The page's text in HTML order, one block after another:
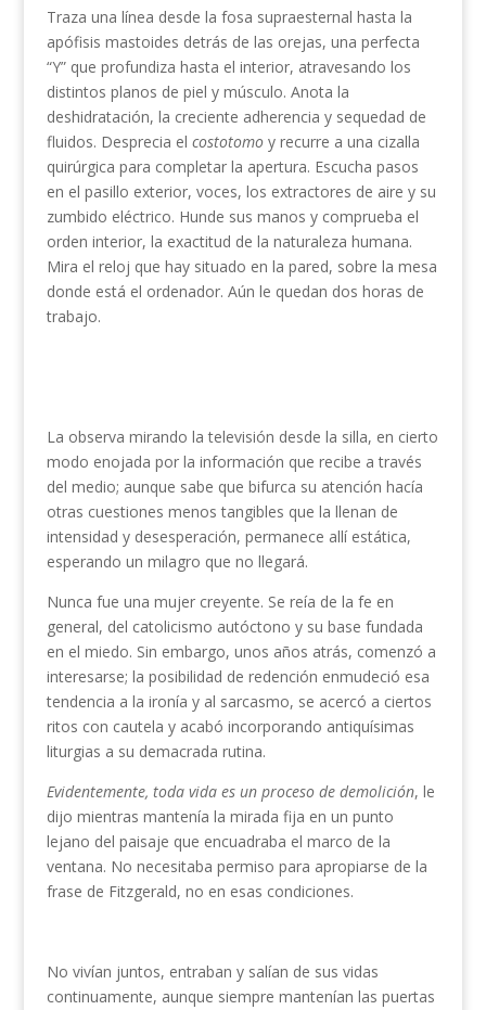
Traza una línea desde la fosa supraesternal hasta la
apófisis mastoides detrás de las orejas, una perfecta
“Y” que profundiza hasta el interior, atravesando los
distintos planos de piel y músculo. Anota la
deshidratación, la creciente adherencia y sequedad de
fluidos. Desprecia el costotomoy recurre a una cizalla
quirúrgica para completar la apertura. Escucha pasos
en el pasillo exterior, voces, los extractores de aire y su
zumbido eléctrico. Hunde sus manos y comprueba el
orden interior, la exactitud de la naturaleza humana.
Mira el reloj que hay situado en la pared, sobre la mesa
donde está el ordenador. Aún le quedan dos horas de
trabajo.
La observa mirando la televisión desde la silla, en cierto
modo enojada por la información que recibe a través
del medio; aunque sabe que bifurca su atención hacía
otras cuestiones menos tangibles que la llenan de
intensidad y desesperación, permanece allí estática,
esperando un milagro que no llegará.
Nunca fue una mujer creyente. Se reía de la fe en
general, del catolicismo autóctono y su base fundada
en el miedo. Sin embargo, unos años atrás, comenzó a
interesarse; la posibilidad de redención enmudeció esa
tendencia a la ironía y al sarcasmo, se acercó a ciertos
ritos con cautela y acabó incorporando antiquísimas
liturgias a su demacrada rutina.
Evidentemente, toda vida es un proceso de demolición, le
dijo mientras mantenía la mirada fija en un punto
lejano del paisaje que encuadraba el marco de la
ventana. No necesitaba permiso para apropiarse de la
frase de Fitzgerald, no en esas condiciones.
No vivían juntos, entraban y salían de sus vidas
continuamente, aunque siempre mantenían las puertas